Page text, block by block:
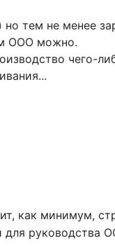
тем не менее
ООО можно.
чего-
как минимум,
для руководства